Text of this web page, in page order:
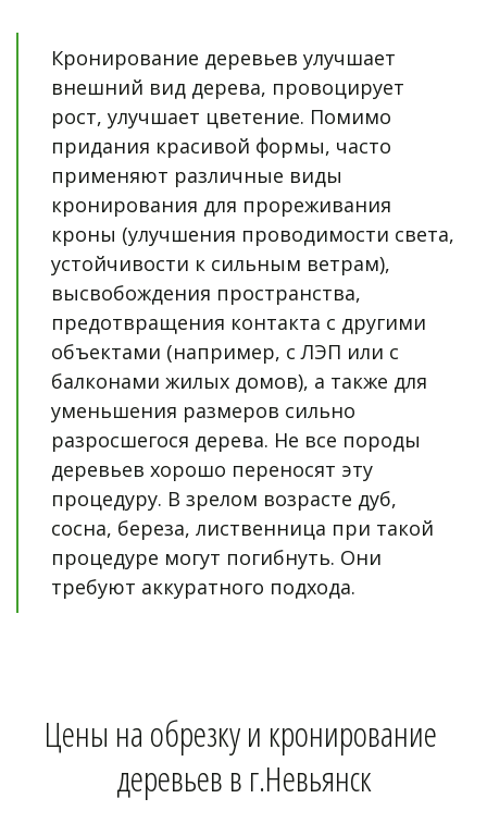
Кронирование деревьев улучшает
внешний вид дерева, провоцирует
рост, улучшает цветение. Помимо
придания красивой формы, часто
применяют различные виды
кронирования для прореживания
кроны (улучшения проводимости света,
устойчивости к сильным ветрам),
высвобождения пространства,
предотвращения контакта с другими
объектами (например, с ЛЭП или с
балконами жилых домов), а также для
уменьшения размеров сильно
разросшегося дерева. Не все породы
деревьев хорошо переносят эту
процедуру. В зрелом возрасте дуб,
сосна, береза, лиственница при такой
процедуре могут погибнуть. Они
требуют аккуратного подхода.
Цены на обрезку и кронирование
деревьев в г.Невьянск